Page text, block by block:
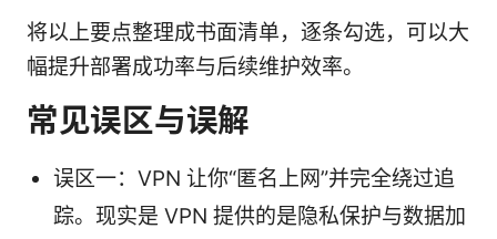
将以上要点整理成书面清单，逐条勾选，可以大
幅提升部署成功率与后续维护效率。
常见误区与误解
误区一：VPN 让你“匿名上网”并完全绕过追
踪。现实是 VPN 提供的是隐私保护与数据加